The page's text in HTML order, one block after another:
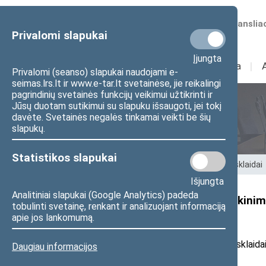
Privalomi slapukai
Įjungta
Privalomi (seanso) slapukai naudojami e-
seimas.lrs.lt ir www.e-tar.lt svetainėse, jie reikalingi
pagrindinių svetainės funkcijų veikimui užtikrinti ir
Jūsų duotam sutikimui su slapuku išsaugoti, jei tokį
davėte. Svetainės negalės tinkamai veikti be šių
slapukų.
Statistikos slapukai
Išjungta
Analitiniai slapukai (Google Analytics) padeda
tobulinti svetainę, renkant ir analizuojant informaciją
apie jos lankomumą.
Daugiau informacijos
Numatomos
Sudėtis Veikla I
Seimo nariai
Pradžia>Seimo nariai Pranešimai žiniasklaidai
Seimo Pirmininko J. Oleko
stiprybės pagrindas“
2026 m. gegužės 7 d. pranešimas žiniasklaidai